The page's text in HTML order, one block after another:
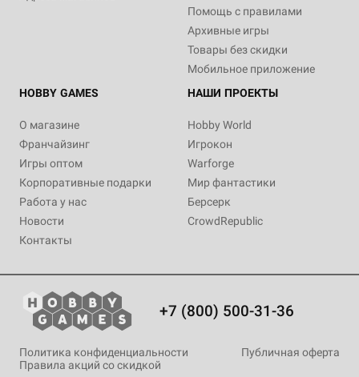
Помощь с правилами
Архивные игры
Товары без скидки
Мобильное приложение
HOBBY GAMES
О магазине
Франчайзинг
Игры оптом
Корпоративные подарки
Работа у нас
Новости
Контакты
НАШИ ПРОЕКТЫ
Hobby World
Игрокон
Warforge
Мир фантастики
Берсерк
CrowdRepublic
+7 (800) 500-31-36
Политика конфиденциальности
Публичная оферта
Правила акций со скидкой